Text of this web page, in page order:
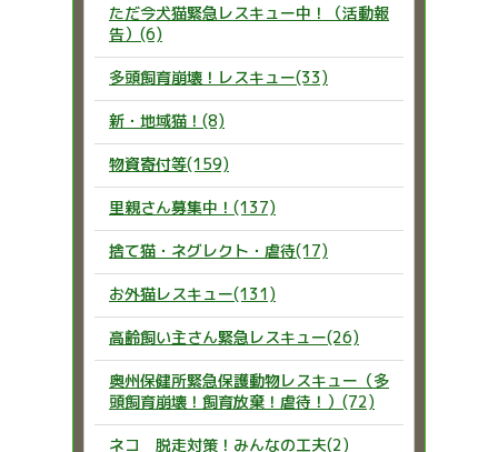
ただ今犬猫緊急レスキュー中！（活動報
告）(6)
多頭飼育崩壊！レスキュー(33)
新・地域猫！(8)
物資寄付等(159)
里親さん募集中！(137)
捨て猫・ネグレクト・虐待(17)
お外猫レスキュー(131)
高齢飼い主さん緊急レスキュー(26)
奥州保健所緊急保護動物レスキュー（多
頭飼育崩壊！飼育放棄！虐待！）(72)
ネコ 脱走対策！みんなの工夫(2)